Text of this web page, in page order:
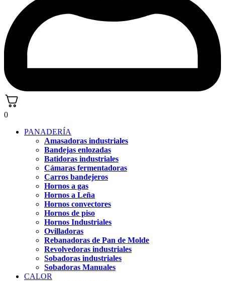
0
PANADERÍA
Amasadoras industriales
Bandejas enlozadas
Batidoras industriales
Cámaras fermentadoras
Carros bandejeros
Hornos a gas
Hornos a Leña
Hornos convectores
Hornos de piso
Hornos Industriales
Ovilladoras
Rebanadoras de Pan de Molde
Revolvedoras industriales
Sobadoras industriales
Sobadoras Manuales
CALOR